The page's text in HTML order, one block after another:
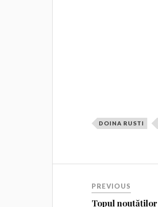
DOINA RUSTI
PREVIOUS
Topul noutăților